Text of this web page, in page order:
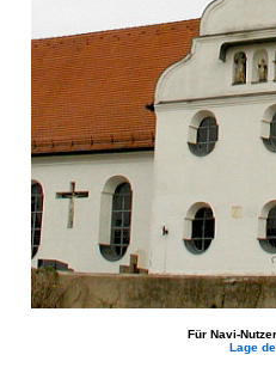
Für Navi-
Lage